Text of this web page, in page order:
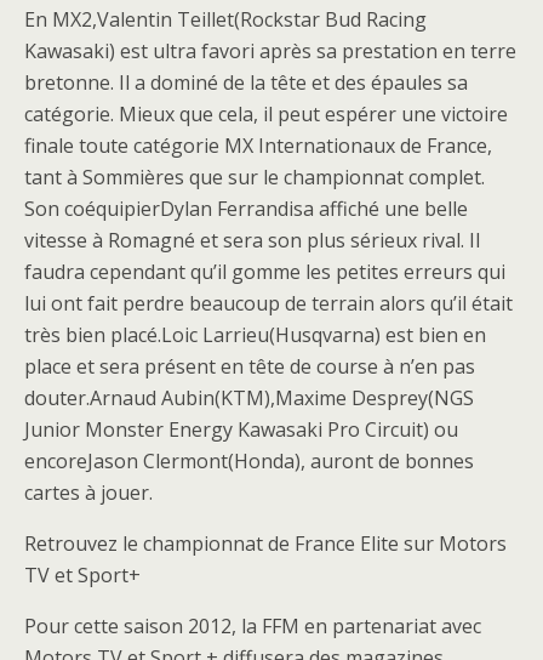
En MX2,Valentin Teillet(Rockstar Bud Racing
Kawasaki) est ultra favori après sa prestation en terre
bretonne. Il a dominé de la tête et des épaules sa
catégorie. Mieux que cela, il peut espérer une victoire
finale toute catégorie MX Internationaux de France,
tant à Sommières que sur le championnat complet.
Son coéquipierDylan Ferrandisa affiché une belle
vitesse à Romagné et sera son plus sérieux rival. Il
faudra cependant qu’il gomme les petites erreurs qui
lui ont fait perdre beaucoup de terrain alors qu’il était
très bien placé.Loic Larrieu(Husqvarna) est bien en
place et sera présent en tête de course à n’en pas
douter.Arnaud Aubin(KTM),Maxime Desprey(NGS
Junior Monster Energy Kawasaki Pro Circuit) ou
encoreJason Clermont(Honda), auront de bonnes
cartes à jouer.
Retrouvez le championnat de France Elite sur Motors
TV et Sport+
Pour cette saison 2012, la FFM en partenariat avec